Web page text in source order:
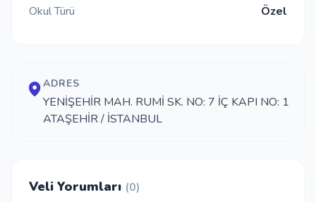
Okul Türü Özel
ADRES
YENİŞEHİR MAH. RUMİ SK. NO: 7 İÇ KAPI NO: 1
ATAŞEHİR / İSTANBUL
Veli Yorumları (0)